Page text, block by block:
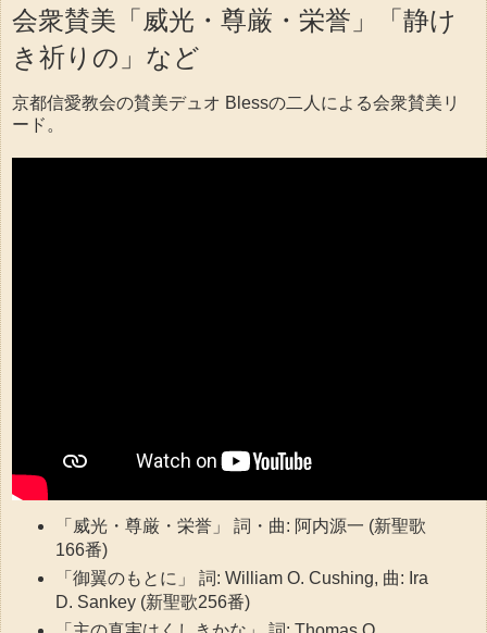
会衆賛美「威光・尊厳・栄誉」「静け
き祈りの」など
京都信愛教会の賛美デュオ Blessの二人による会衆賛美リ
ード。
「威光・尊厳・栄誉」 詞・曲: 阿内源一 (新聖歌
166番)
「御翼のもとに」 詞: William O. Cushing, 曲: Ira
D. Sankey (新聖歌256番)